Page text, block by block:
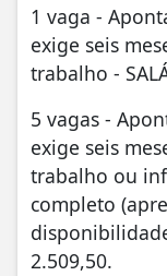
1 vaga -
exige seis
trabalho -
5 vagas -
exige seis
trabalho ou
completo
2.509,50.